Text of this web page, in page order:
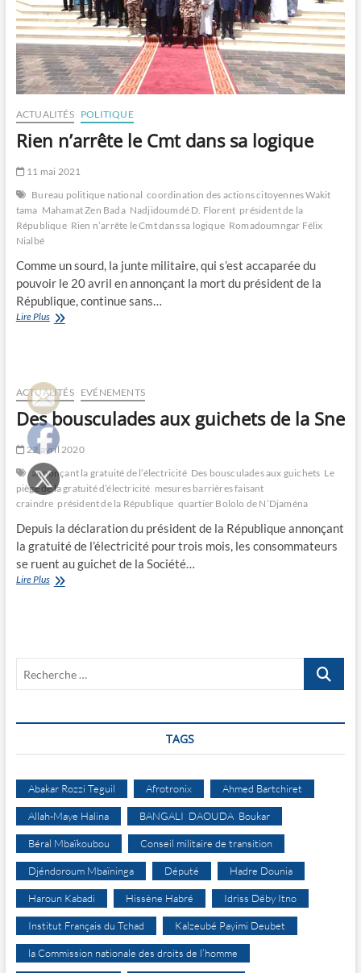
ACTUALITÉS POLITIQUE
Rien n’arrête le Cmt dans sa logique
11 mai 2021
Bureau politique national coordination des actions citoyennes Wakit
tama Mahamat Zen Bada Nadjidoumdé D. Florent président de la
République Rien n’arrête le Cmt dans sa logique Romadoumngar Félix
Nialbé
Comme un sourd, la junte militaire, qui s’est accaparée du
pouvoir le 20 avril en annonçant la mort du président de la
République, continue sans…
Lire PlusRien
sa
logique
ACTUALITÉS EVÉNEMENTS
Des bousculades aux guichets de la Sne
22 avril 2020
annonçant la gratuité de l’électricité Des bousculades aux guichets Le
piège de la gratuité d’électricité mesures barrières faisant
craindre président de la République quartier Bololo de N’Djaména
Depuis la déclaration du président de la République annonçant
la gratuité de l’électricité pour trois mois, les consommateurs
se ruent au guichet de la Société…
Lire PlusDes
Recherche
TAGS
Abakar Rozzi Teguil Afrotronix Ahmed Bartchiret
Allah-Maye Halina BANGALI DAOUDA Boukar
Béral Mbaïkoubou Conseil militaire de transition
Djéndoroum Mbaïninga Député Hadre Dounia
Haroun Kabadi Hissène Habré Idriss Déby Itno
Institut Français du Tchad Kalzeubé Payimi Deubet
la Commission nationale des droits de l’homme